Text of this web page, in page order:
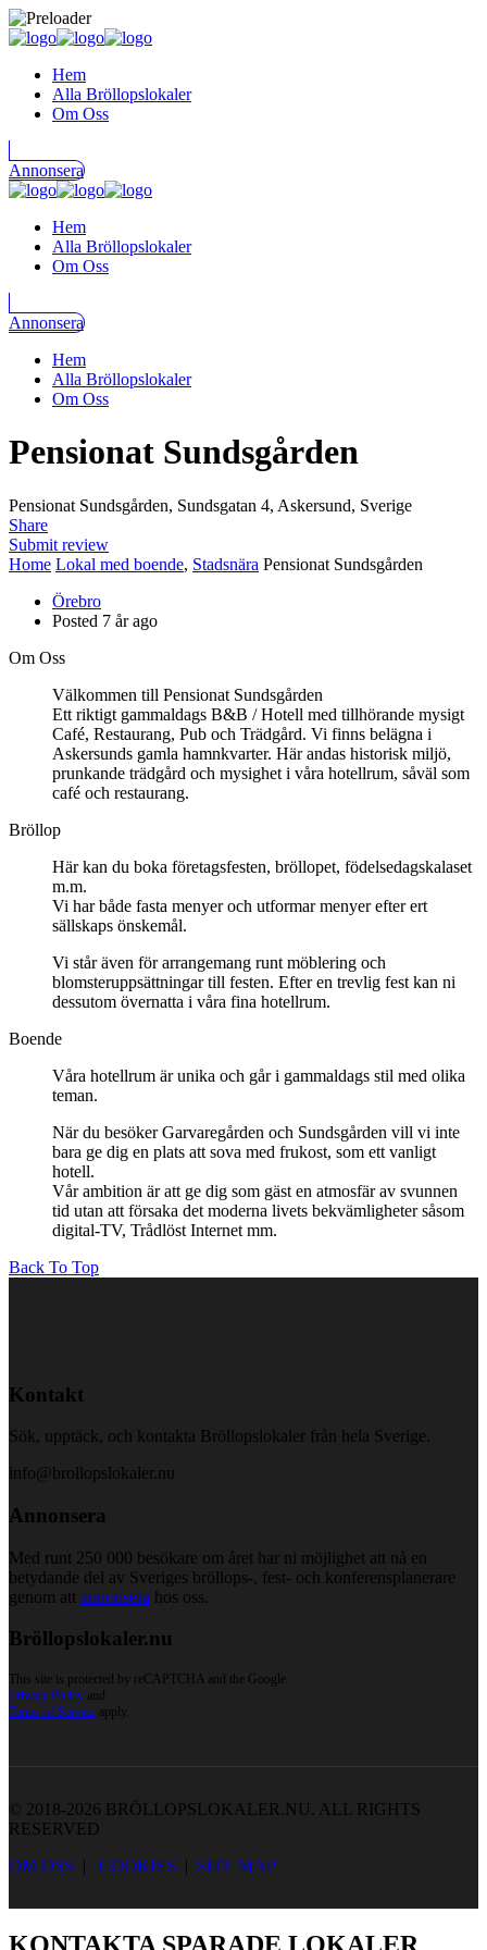
Hem
Alla Bröllopslokaler
Om Oss
Annonsera
Hem
Alla Bröllopslokaler
Om Oss
Annonsera
Hem
Alla Bröllopslokaler
Om Oss
Pensionat Sundsgården
Pensionat Sundsgården, Sundsgatan 4, Askersund, Sverige
Share
Submit review
Home Lokal med boende, Stadsnära Pensionat Sundsgården
Örebro
Posted 7 år ago
Om Oss
Välkommen till Pensionat Sundsgården
Ett riktigt gammaldags B&B / Hotell med tillhörande mysigt
Café, Restaurang, Pub och Trädgård. Vi finns belägna i
Askersunds gamla hamnkvarter. Här andas historisk miljö,
prunkande trädgård och mysighet i våra hotellrum, såväl som
café och restaurang.
Bröllop
Här kan du boka företagsfesten, bröllopet, födelsedagskalaset
m.m.
Vi har både fasta menyer och utformar menyer efter ert
sällskaps önskemål.
Vi står även för arrangemang runt möblering och
blomsteruppsättningar till festen. Efter en trevlig fest kan ni
dessutom övernatta i våra fina hotellrum.
Boende
Våra hotellrum är unika och går i gammaldags stil med olika
teman.
När du besöker Garvaregården och Sundsgården vill vi inte
bara ge dig en plats att sova med frukost, som ett vanligt
hotell.
Vår ambition är att ge dig som gäst en atmosfär av svunnen
tid utan att försaka det moderna livets bekvämligheter såsom
digital-TV, Trådlöst Internet mm.
Back To Top
Kontakt
Sök, upptäck, och kontakta Bröllopslokaler från hela Sverige.
info@brollopslokaler.nu
Annonsera
Med runt 250 000 besökare om året har ni möjlighet att nå en
betydande del av Sveriges bröllops-, fest- och konferensplanerare
genom att annonsera hos oss.
Bröllopslokaler.nu
This site is protected by reCAPTCHA and the Google
Privacy Policy and
Terms of Service apply.
© 2018-2026 BRÖLLOPSLOKALER.NU. ALL RIGHTS
RESERVED
OM OSS | COOKIES | SITE MAP